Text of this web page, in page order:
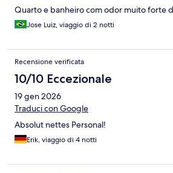
Quarto e banheiro com odor muito forte
Jose Luiz, viaggio di 2 notti
Recensione verificata
10/10 Eccezionale
19 gen 2026
Traduci con Google
Absolut nettes Personal!
Erik, viaggio di 4 notti